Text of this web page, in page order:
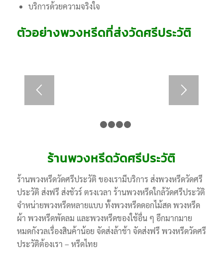
บริการด้วยความจริงใจ
ตัวอย่างพวงหรีดที่ส่งวัดศรีประวัติ
ร้านพวงหรีดวัดศรีประวัติ
ร้านพวงหรีดวัดศรีประวัติ ของเรามีบริการ ส่งพวงหรีดวัดศรี
ประวัติ ส่งฟรี ส่งชัวร์ ตรงเวลา ร้านพวงหรีดใกล้วัดศรีประวัติ
จำหน่ายพวงหรีดหลายแบบ ทั้งพวงหรีดดอกไม้สด พวงหรีด
ผ้า พวงหรีดพัดลม และพวงหรีดของใช้อื่น ๆ อีกมากมาย
หมดกังวลเรื่องสินค้าน้อย จัดส่งล้าช้า จัดส่งฟรี พวงหรีดวัดศรี
ประวัติต้องเรา – หรีดไทย